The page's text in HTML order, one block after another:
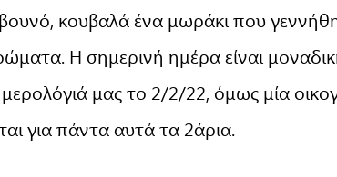
κουβαλά ένα μωράκι που
Η σημερινή ημέρα είναι
μας το 2/2/22, όμως μία
για πάντα αυτά τα 2άρια.